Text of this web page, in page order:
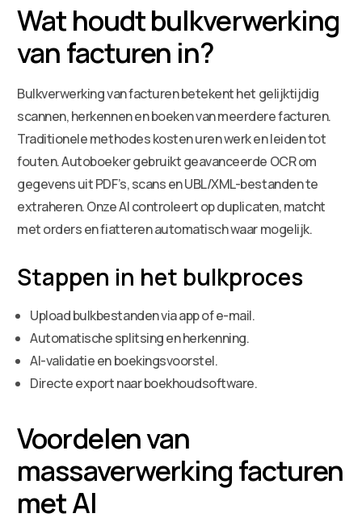
Wat houdt bulkverwerking
van facturen in?
Bulkverwerking van facturen betekent het gelijktijdig
scannen, herkennen en boeken van meerdere facturen.
Traditionele methodes kosten uren werk en leiden tot
fouten. Autoboeker gebruikt geavanceerde OCR om
gegevens uit PDF’s, scans en UBL/XML-bestanden te
extraheren. Onze AI controleert op duplicaten, matcht
met orders en fiatteren automatisch waar mogelijk.
Stappen in het bulkproces
Upload bulkbestanden via app of e-mail.
Automatische splitsing en herkenning.
AI-validatie en boekingsvoorstel.
Directe export naar boekhoudsoftware.
Voordelen van
massaverwerking facturen
met AI